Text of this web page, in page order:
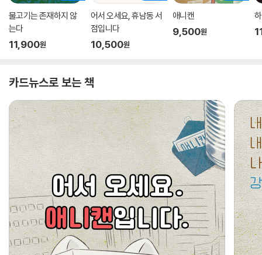
물고기는 존재하지 않
는다
11,900원
어서 오세요, 휴남동 서
점입니다
10,500원
애니캔
9,500원
카드뉴스로 보는 책